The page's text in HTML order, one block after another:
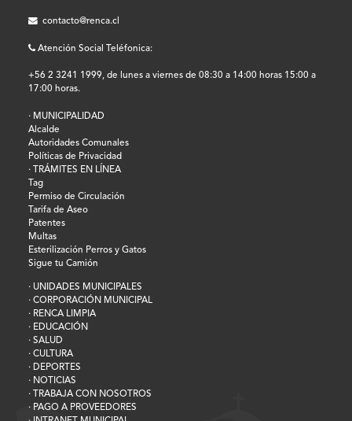
contacto@renca.cl
Atención Social Teléfonica:
+56 2 3241 1999, de lunes a viernes de 08:30 a 14:00 horas 15:00 a
17:00 horas.
· MUNICIPALIDAD
Alcalde
Autoridades Comunales
Políticas de Privacidad
· TRÁMITES EN LÍNEA
Tag
Permiso de Circulación
Tarifa de Aseo
Patentes
Multas
Esterilización Perros y Gatos
Sigue tu Camión
· UNIDADES MUNICIPALES
· CORPORACIÓN MUNICIPAL
· RENCA LIMPIA
· EDUCACIÓN
· SALUD
· CULTURA
· DEPORTES
· NOTICIAS
· TRABAJA CON NOSOTROS
· PAGO A PROVEEDORES